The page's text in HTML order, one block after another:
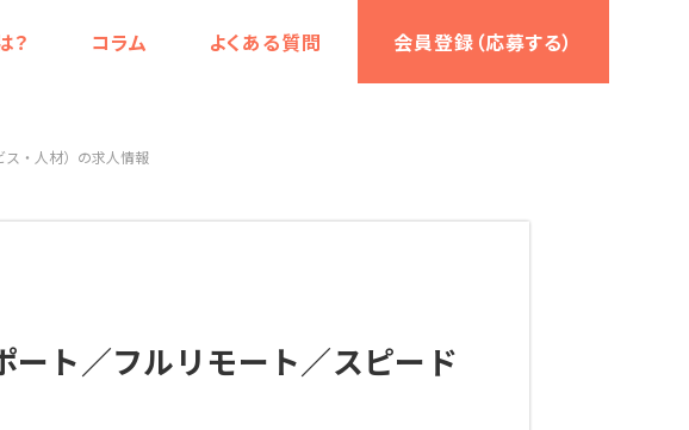
？ コラム よくある質問 会員登録（応募する）
・人材）の求人情報
ート／フルリモート／スピード